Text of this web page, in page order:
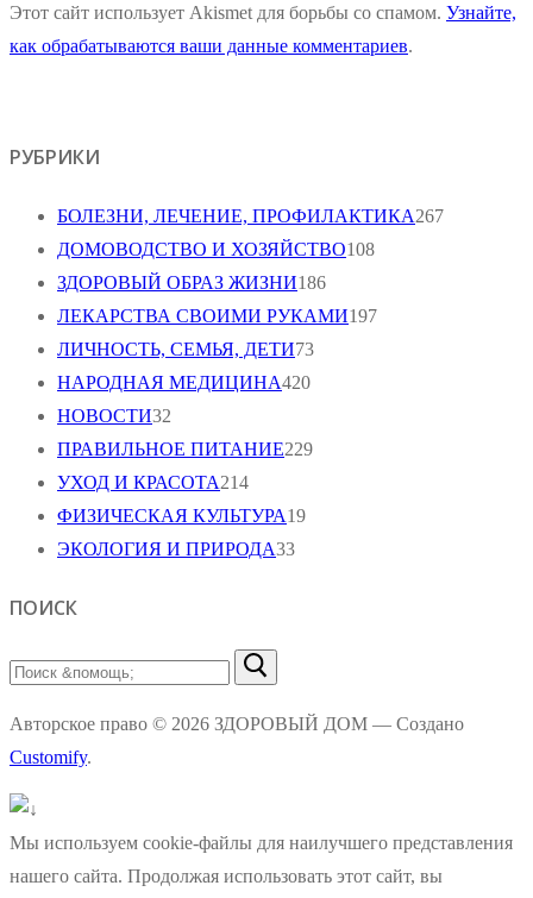
Этот сайт использует Akismet для борьбы со спамом. Узнайте,
как обрабатываются ваши данные комментариев.
РУБРИКИ
БОЛЕЗНИ, ЛЕЧЕНИЕ, ПРОФИЛАКТИКА267
ДОМОВОДСТВО И ХОЗЯЙСТВО108
ЗДОРОВЫЙ ОБРАЗ ЖИЗНИ186
ЛЕКАРСТВА СВОИМИ РУКАМИ197
ЛИЧНОСТЬ, СЕМЬЯ, ДЕТИ73
НАРОДНАЯ МЕДИЦИНА420
НОВОСТИ32
ПРАВИЛЬНОЕ ПИТАНИЕ229
УХОД И КРАСОТА214
ФИЗИЧЕСКАЯ КУЛЬТУРА19
ЭКОЛОГИЯ И ПРИРОДА33
ПОИСК
Найти:
Авторское право © 2026 ЗДОРОВЫЙ ДОМ — Создано
Customify.
Мы используем cookie-файлы для наилучшего представления
нашего сайта. Продолжая использовать этот сайт, вы